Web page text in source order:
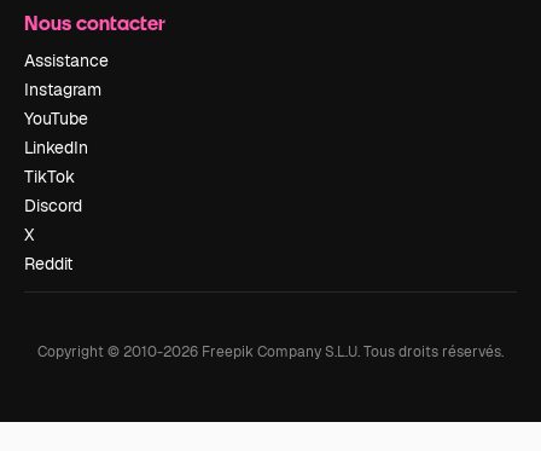
Nous contacter
Assistance
Instagram
YouTube
LinkedIn
TikTok
Discord
X
Reddit
Copyright © 2010-2026 Freepik Company S.L.U.Tous droits réservés.